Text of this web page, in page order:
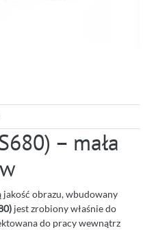
– mała
obrazu, wbudowany
jest zrobiony właśnie do
do pracy wewnątrz